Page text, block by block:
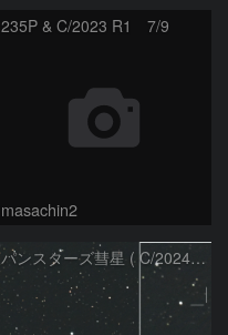
235P & C/2023 R1 7/9
masachin2
パンスターズ彗星 ( C/2024G4 )の予報位置：2026/06/23